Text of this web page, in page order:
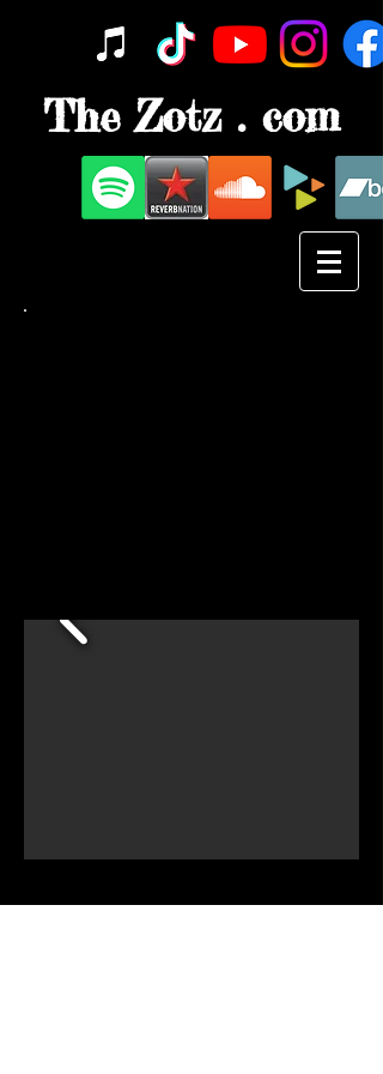
The Zotz . com